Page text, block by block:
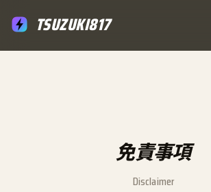
TSUZUKI817
免責事項
Disclaimer